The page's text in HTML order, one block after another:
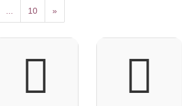
10 »